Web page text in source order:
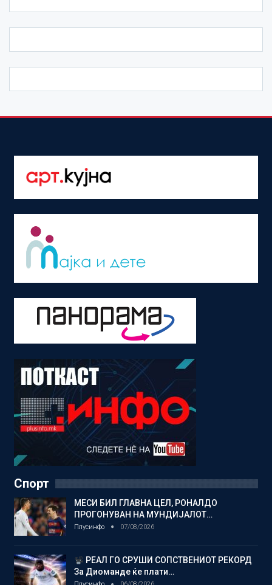
Спорт
МЕСИ БИЛ ГЛАВНА ЦЕЛ, РОНАЛДО
ПРОГОНУВАН НА МУНДИЈАЛОТ…
Плусинфо 07/08/2026
РЕАЛ ГО СРУШИ СОПСТВЕНИОТ РЕКОРД
За Диоманде ќе плати…